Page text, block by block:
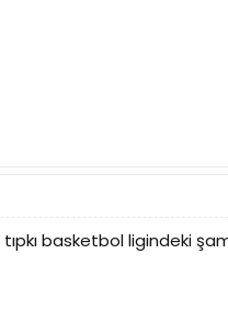
basketbol ligindeki